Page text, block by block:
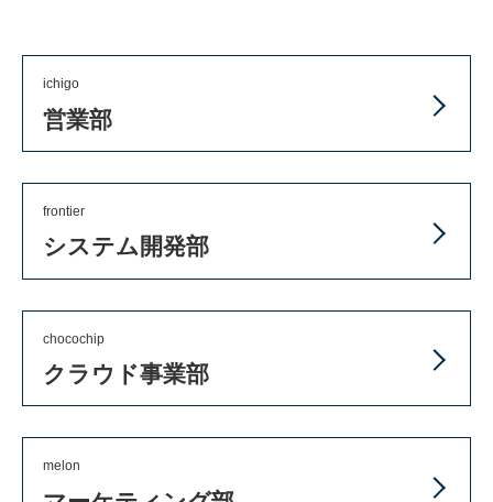
ichigo
営業部
frontier
システム開発部
chocochip
クラウド事業部
melon